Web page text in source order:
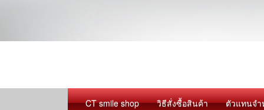
CT smile shop วิธีสั่งซื้อสินค้า ตัวแทนจ